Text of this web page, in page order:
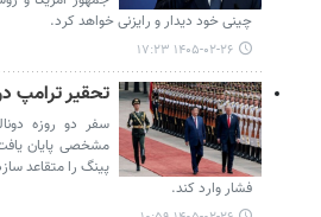
چینی خود دیدار و رایزنی خواهد کرد.
۱۴۰۵-۰۲-۲۶ ۱۷:۲۳
تحقیر ترامپ
سفر دو روزه
مشخصی پایان
پینگ را متقاعد
فشار وارد کند.